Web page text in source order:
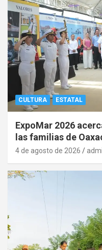
CULTURA ESTATAL
ExpoMar 2026
las familias de
4 de agosto de 2026